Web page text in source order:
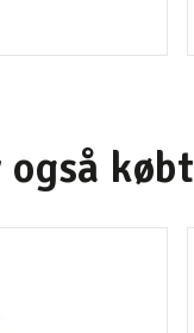
købt